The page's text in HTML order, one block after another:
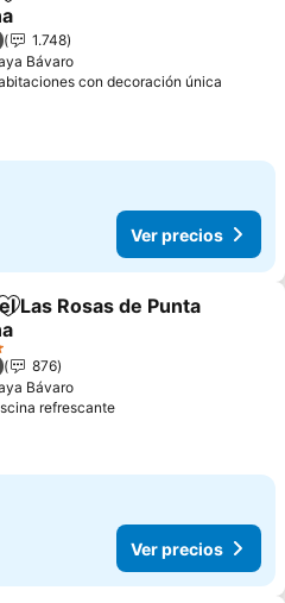
1.748
Bávaro
con decoración única
Ver precios
Agregar a favoritos
Las Rosas de Punta
876
Bávaro
refrescanteVer precios
Ver precios